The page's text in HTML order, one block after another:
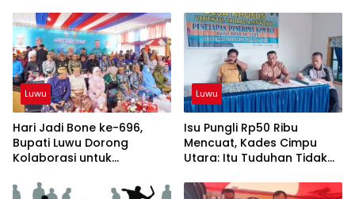
Luwu
Hari Jadi Bone ke-696,
Bupati Luwu Dorong
Kolaborasi untuk
Luwu
Isu Pungli Rp50 Ribu
Mencuat, Kades Cimpu
Utara: Itu Tuduhan Tidak